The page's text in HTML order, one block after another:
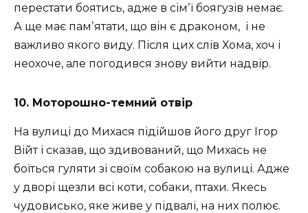
перестати боятись, адже в сімʼї боягузів немає.
А ще має памʼятати, що він є драконом, і не
важливо якого виду. Після цих слів Хома, хоч і
неохоче, але погодився знову вийти надвір.
10. Моторошно-темний отвір
На вулиці до Михася підійшов його друг Ігор
Війт і сказав, що здивований, що Михась не
боїться гуляти зі своїм собакою на вулиці. Адже
у дворі щезли всі коти, собаки, птахи. Якесь
чудовисько, яке живе у підвалі, на них полює.